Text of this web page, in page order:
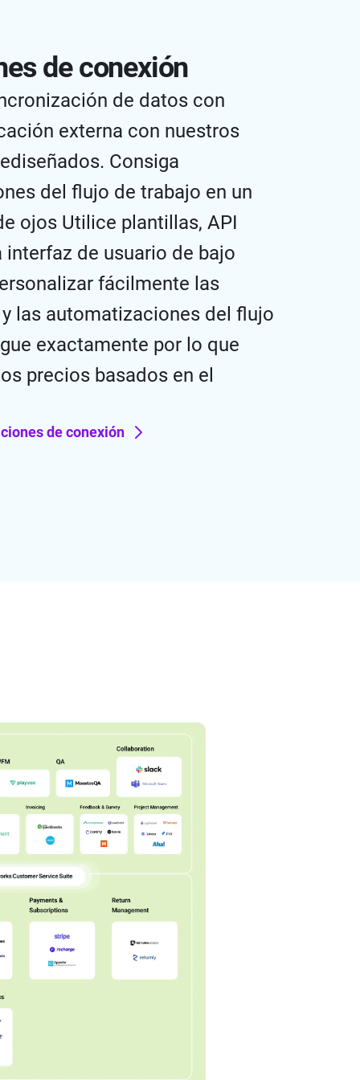
de conexión
de datos con
externa con nuestros
Consiga
del flujo de trabajo en un
ojos Utilice plantillas, API
interfaz de usuario de bajo
fácilmente las
las automatizaciones del flujo
exactamente por lo que
precios basados en el
de conexión